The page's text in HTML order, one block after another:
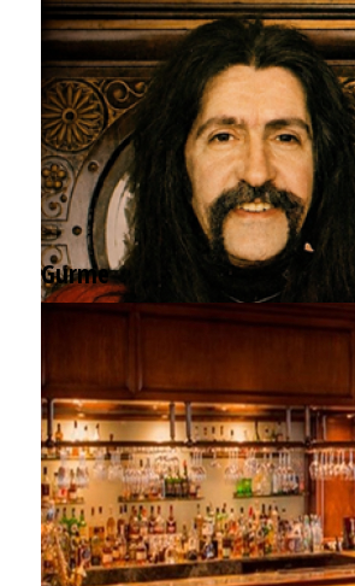
Gurme
EĞLENCE HAYATINA YENİ SOLUK: Gabbro Dream Theatre